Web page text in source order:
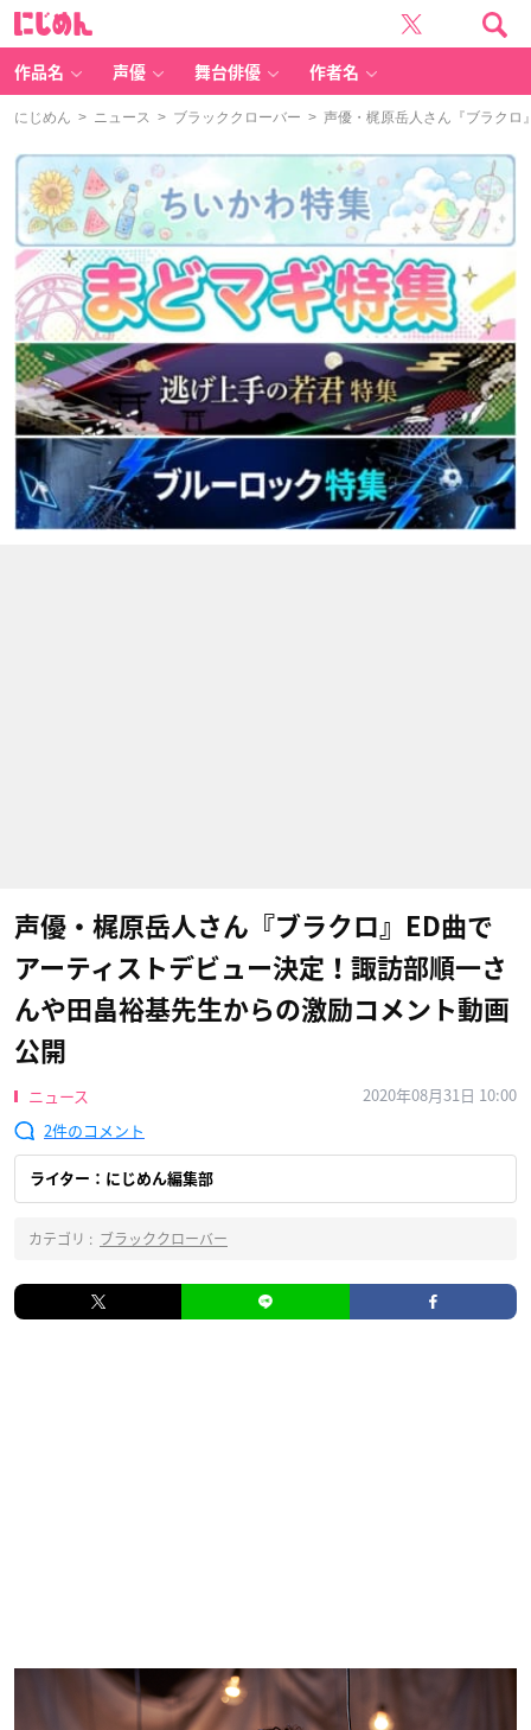
作品名 声優 舞台俳優 作者名
にじめん > ニュース > ブラッククローバー > 声優・梶原岳人さん『ブラクロ
声優・梶原岳人さん『ブラクロ』ED曲で
アーティストデビュー決定！諏訪部順一さ
んや田畠裕基先生からの激励コメント動画
公開
ニュース
2020年08月31日 10:00
2
ライター：にじめん編集部
カテゴリ : ブラッククローバー